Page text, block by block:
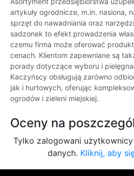
artykuły ogrodnicze, m.in. nasiona,
sprzęt do nawadniania oraz
sadzonek to efekt prowadzenia
czemu firma może oferować
cenach. Klientom zapewniane są
porady dotyczące wyboru i
Kaczyńscy obsługują zarówno
jak i hurtowych, oferując
ogrodów i zieleni miejskiej.
Oceny na
Tylko zalogowani
danych. Kliknij, aby